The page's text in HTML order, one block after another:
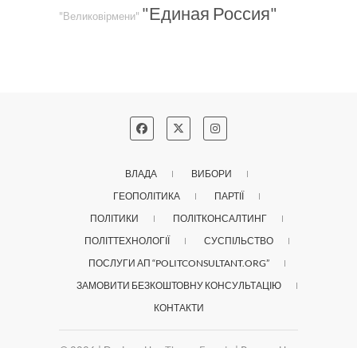
"Великовірмени" "Единая Россия"
ВЛАДА
ВИБОРИ
ГЕОПОЛІТИКА
ПАРТІЇ
ПОЛІТИКИ
ПОЛІТКОНСАЛТИНГ
ПОЛІТТЕХНОЛОГІЇ
СУСПІЛЬСТВО
ПОСЛУГИ АП “POLITCONSULTANT.ORG”
ЗАМОВИТИ БЕЗКОШТОВНУ КОНСУЛЬТАЦІЮ
КОНТАКТИ